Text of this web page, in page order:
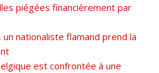
piégées financièrement par
nationaliste flamand prend la
est confrontée à une